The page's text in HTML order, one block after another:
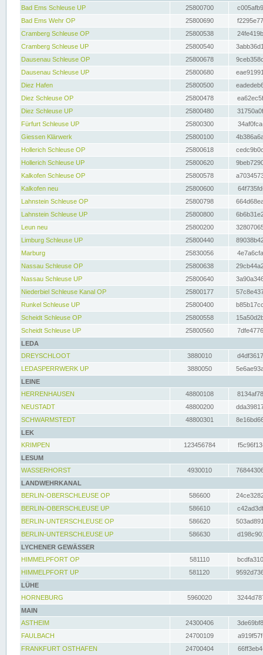
Bad Ems Schleuse UP
25800700
Bad Ems Wehr OP
25800690
Cramberg Schleuse OP
25800538
Cramberg Schleuse UP
25800540
Dausenau Schleuse OP
25800678
Dausenau Schleuse UP
25800680
Diez Hafen
25800500
Diez Schleuse OP
25800478
Diez Schleuse UP
25800480
Fürfurt Schleuse UP
25800300
Giessen Klärwerk
25800100
Hollerich Schleuse OP
25800618
Hollerich Schleuse UP
25800620
Kalkofen Schleuse OP
25800578
Kalkofen neu
25800600
Lahnstein Schleuse OP
25800798
Lahnstein Schleuse UP
25800800
Leun neu
25800200
Limburg Schleuse UP
25800440
Marburg
25830056
Nassau Schleuse OP
25800638
Nassau Schleuse UP
25800640
Niederbiel Schleuse Kanal OP
25800177
Runkel Schleuse UP
25800400
Scheidt Schleuse OP
25800558
Scheidt Schleuse UP
25800560
LEDA
DREYSCHLOOT
3880010
LEDASPERRWERK UP
3880050
LEINE
HERRENHAUSEN
48800108
NEUSTADT
48800200
SCHWARMSTEDT
48800301
LEK
KRIMPEN
123456784
LESUM
WASSERHORST
4930010
LANDWEHRKANAL
BERLIN-OBERSCHLEUSE OP
586600
BERLIN-OBERSCHLEUSE UP
586610
BERLIN-UNTERSCHLEUSE OP
586620
BERLIN-UNTERSCHLEUSE UP
586630
LYCHENER GEWÄSSER
HIMMELPFORT OP
581110
HIMMELPFORT UP
581120
LÜHE
HORNEBURG
5960020
MAIN
ASTHEIM
24300406
FAULBACH
24700109
FRANKFURT OSTHAFEN
24700404